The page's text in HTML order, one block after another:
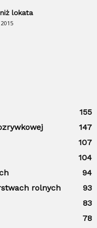
lokata
155
147
107
104
94
rolnych
93
83
78